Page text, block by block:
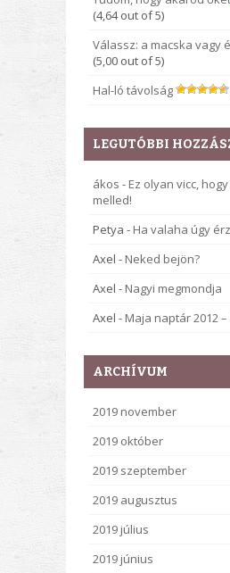
(4,64 out of 5)
Válassz: a macska vagy
(5,00 out of 5)
Hal-ló távolság
LEGUTÓBBI
ákos - Ez olyan vicc,
melled!
Petya - Ha valaha úgy
Axel - Neked bejön?
Axel - Nagyi megmondja
Axel - Maja naptár 2012
ARCHÍVUM
2019 november
2019 október
2019 szeptember
2019 augusztus
2019 július
2019 június